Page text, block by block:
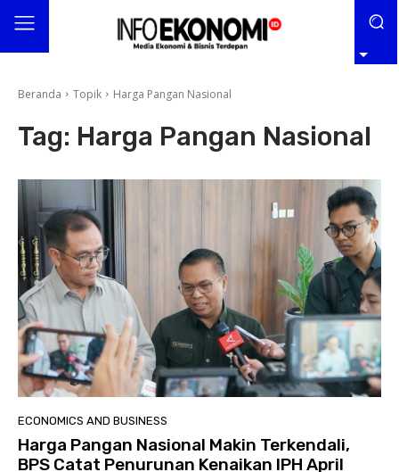
Beranda Topik Harga Pangan Nasional
Tag: Harga Pangan Nasional
ECONOMICS AND BUSINESS
Harga Pangan Nasional Makin Terkendali,
BPS Catat Penurunan Kenaikan IPH April